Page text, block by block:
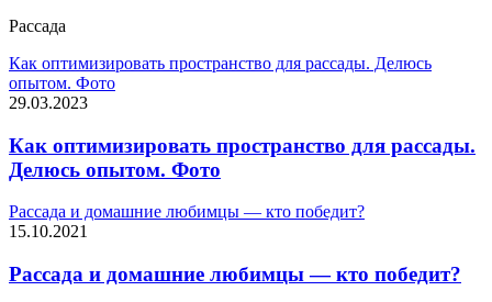
Рассада
Как оптимизировать пространство для рассады. Делюсь
опытом. Фото
29.03.2023
Как оптимизировать пространство для рассады.
Делюсь опытом. Фото
Рассада и домашние любимцы — кто победит?
15.10.2021
Рассада и домашние любимцы — кто победит?